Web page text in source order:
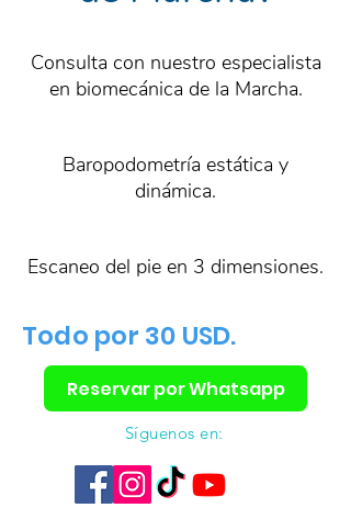
Consulta con nuestro especialista
en biomecánica de la Marcha.
Baropodometría estática y
dinámica.
Escaneo del pie en 3 dimensiones.
Todo por 30 USD.
Reservar por Whatsapp
Síguenos en: